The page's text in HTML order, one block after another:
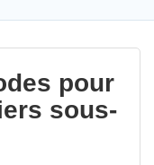
pour
sous-